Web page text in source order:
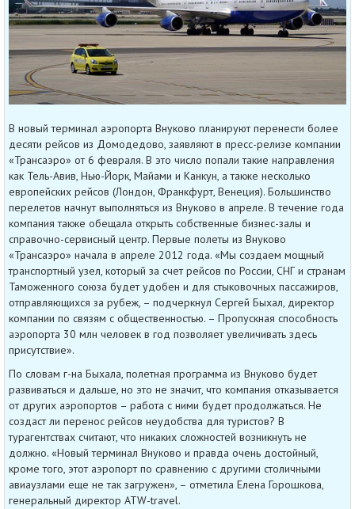
В новый терминал аэропорта Внуково планируют перенести более
десяти рейсов из Домодедово, заявляют в пресс-релизе компании
«Трансаэро» от 6 февраля. В это число попали такие направления
как Тель-Авив, Нью-Йорк, Майами и Канкун, а также несколько
европейских рейсов (Лондон, Франкфурт, Венеция). Большинство
перелетов начнут выполняться из Внуково в апреле. В течение года
компания также обещала открыть собственные бизнес-залы и
справочно-сервисный центр. Первые полеты из Внуково
«Трансаэро» начала в апреле 2012 года. «Мы создаем мощный
транспортный узел, который за счет рейсов по России, СНГ и странам
Таможенного союза будет удобен и для стыковочных пассажиров,
отправляющихся за рубеж, – подчеркнул Сергей Быхал, директор
компании по связям с общественностью. – Пропускная способность
аэропорта 30 млн человек в год позволяет увеличивать здесь
присутствие».
По словам г-на Быхала, полетная программа из Внуково будет
развиваться и дальше, но это не значит, что компания отказывается
от других аэропортов – работа с ними будет продолжаться. Не
создаст ли перенос рейсов неудобства для туристов? В
турагентствах считают, что никаких сложностей возникнуть не
должно. «Новый терминал Внуково и правда очень достойный,
кроме того, этот аэропорт по сравнению с другими столичными
авиаузлами еще не так загружен», – отметила Елена Горошкова,
генеральный директор ATW-travel.